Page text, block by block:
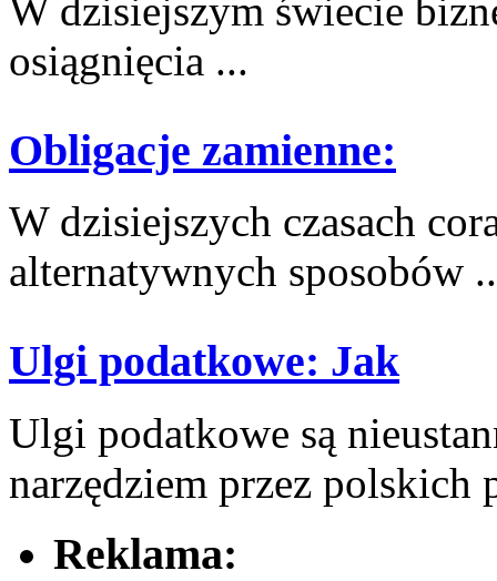
W dzisiejszym świecie
osiągnięcia ...
Obligacje zamienne:
W ‍dzisiejszych czasach⁢
alternatywnych sposobów
Ulgi podatkowe: Jak
Ulgi podatkowe są
narzędziem⁣ przez polskich
Reklama: